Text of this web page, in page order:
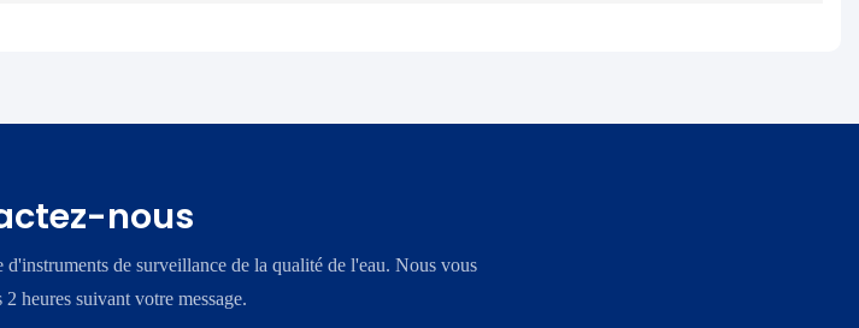
nous
de surveillance de la qualité de l'eau. Nous vous
heures suivant votre message.